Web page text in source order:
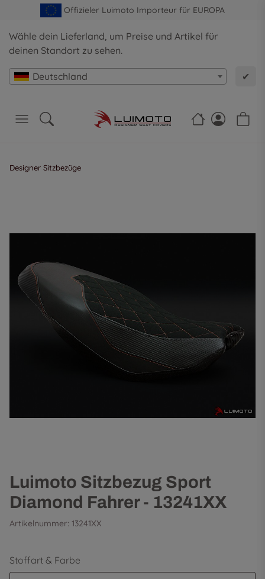
Offizieler Luimoto Importeur für EUROPA
Wähle dein Lieferland, um Preise und Artikel für
deinen Standort zu sehen.
Deutschland ✔
Designer Sitzbezüge
Luimoto Sitzbezug Sport
Diamond Fahrer - 13241XX
Artikelnummer: 13241XX
Stoffart & Farbe